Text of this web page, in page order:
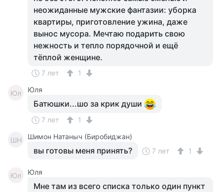
неожиданные мужские фантазии: уборка
квартиры, приготовление ужина, даже
вынос мусора. Мечтаю подарить свою
нежность и тепло порядочной и ещё
тёплой женщине.
7 лет 1
Юл Юля
Батюшки...шо за крик души
7 лет 1
ШН Шимон Натаныч (Биробиджан)
вы готовы меня принять? 7 лет 1
Юл Юля
Мне там из всего списка только один пункт